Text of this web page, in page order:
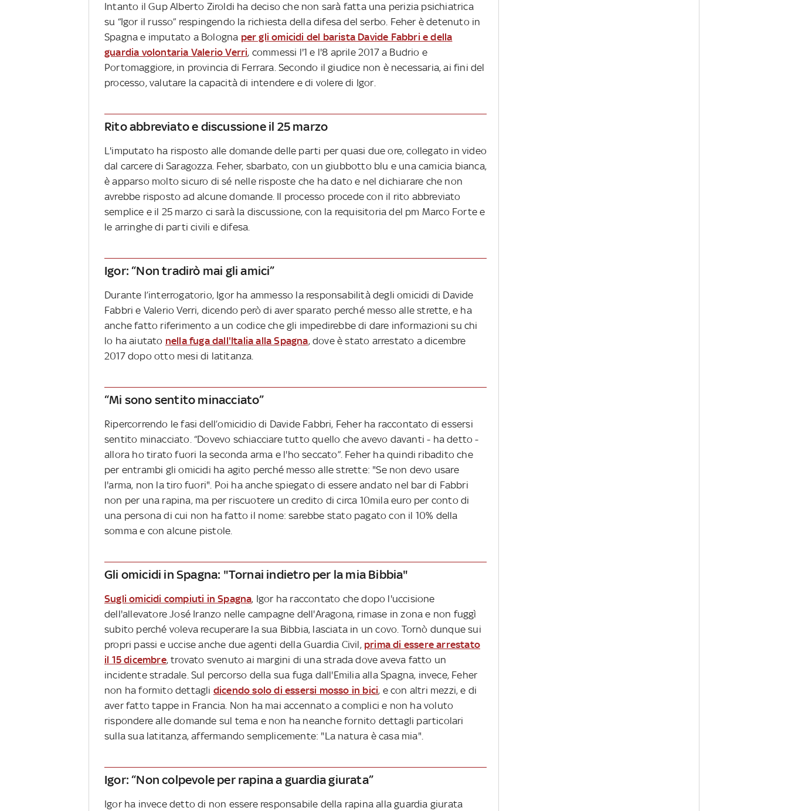
Intanto il Gup Alberto Ziroldi ha deciso che non sarà fatta una perizia psichiatrica
su “Igor il russo” respingendo la richiesta della difesa del serbo. Feher è detenuto in
Spagna e imputato a Bologna per gli omicidi del barista Davide Fabbri e della
guardia volontaria Valerio Verri, commessi l'1 e l'8 aprile 2017 a Budrio e
Portomaggiore, in provincia di Ferrara. Secondo il giudice non è necessaria, ai fini del
processo, valutare la capacità di intendere e di volere di Igor.
Rito abbreviato e discussione il 25 marzo
L'imputato ha risposto alle domande delle parti per quasi due ore, collegato in video
dal carcere di Saragozza. Feher, sbarbato, con un giubbotto blu e una camicia bianca,
è apparso molto sicuro di sé nelle risposte che ha dato e nel dichiarare che non
avrebbe risposto ad alcune domande. Il processo procede con il rito abbreviato
semplice e il 25 marzo ci sarà la discussione, con la requisitoria del pm Marco Forte e
le arringhe di parti civili e difesa.
Igor: “Non tradirò mai gli amici”
Durante l’interrogatorio, Igor ha ammesso la responsabilità degli omicidi di Davide
Fabbri e Valerio Verri, dicendo però di aver sparato perché messo alle strette, e ha
anche fatto riferimento a un codice che gli impedirebbe di dare informazioni su chi
lo ha aiutato nella fuga dall'Italia alla Spagna, dove è stato arrestato a dicembre
2017 dopo otto mesi di latitanza.
“Mi sono sentito minacciato”
Ripercorrendo le fasi dell’omicidio di Davide Fabbri, Feher ha raccontato di essersi
sentito minacciato. “Dovevo schiacciare tutto quello che avevo davanti - ha detto -
allora ho tirato fuori la seconda arma e l'ho seccato”. Feher ha quindi ribadito che
per entrambi gli omicidi ha agito perché messo alle strette: "Se non devo usare
l'arma, non la tiro fuori". Poi ha anche spiegato di essere andato nel bar di Fabbri
non per una rapina, ma per riscuotere un credito di circa 10mila euro per conto di
una persona di cui non ha fatto il nome: sarebbe stato pagato con il 10% della
somma e con alcune pistole.
Gli omicidi in Spagna: "Tornai indietro per la mia Bibbia"
Sugli omicidi compiuti in Spagna, Igor ha raccontato che dopo l'uccisione
dell'allevatore José Iranzo nelle campagne dell'Aragona, rimase in zona e non fuggì
subito perché voleva recuperare la sua Bibbia, lasciata in un covo. Tornò dunque sui
propri passi e uccise anche due agenti della Guardia Civil, prima di essere arrestato
il 15 dicembre, trovato svenuto ai margini di una strada dove aveva fatto un
incidente stradale. Sul percorso della sua fuga dall'Emilia alla Spagna, invece, Feher
non ha formito dettagli dicendo solo di essersi mosso in bici, e con altri mezzi, e di
aver fatto tappe in Francia. Non ha mai accennato a complici e non ha voluto
rispondere alle domande sul tema e non ha neanche fornito dettagli particolari
sulla sua latitanza, affermando semplicemente: "La natura è casa mia".
Igor: “Non colpevole per rapina a guardia giurata”
Igor ha invece detto di non essere responsabile della rapina alla guardia giurata